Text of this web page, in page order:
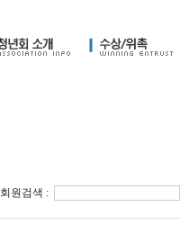
회원검색 :